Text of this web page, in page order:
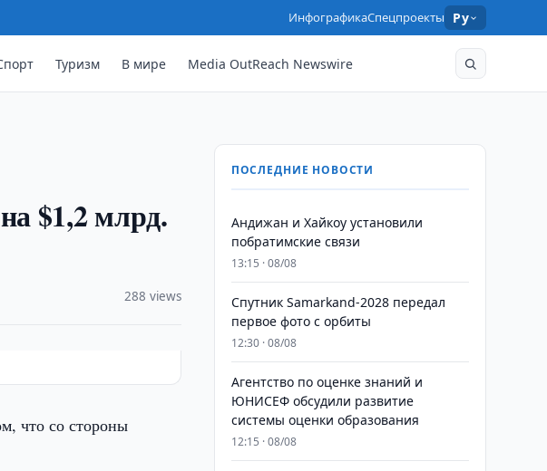
ИнфографикаСпецпроекты Ру
Туризм В мире Media OutReach Newswire
$1,2 млрд.
288 views
что со стороны
ПОСЛЕДНИЕ НОВОСТИ
Андижан и Хайкоу установили
побратимские связи
13:15 · 08/08
Спутник Samarkand-2028 передал
первое фото с орбиты
12:30 · 08/08
Агентство по оценке знаний и
ЮНИСЕФ обсудили развитие
системы оценки образования
12:15 · 08/08